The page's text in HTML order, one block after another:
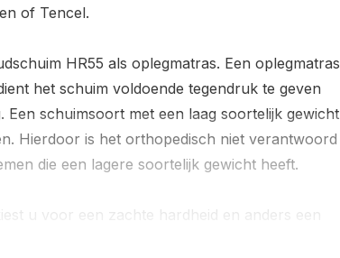
of Tencel.
HR55 als oplegmatras. Een oplegmatras
het schuim voldoende tegendruk te geven
Een schuimsoort met een laag soortelijk gewicht
Hierdoor is het orthopedisch niet verantwoord
die een lagere soortelijk gewicht heeft.
u voor een zachte hardheid en anders een
uw situatie en welke ligcomfort u wenst!